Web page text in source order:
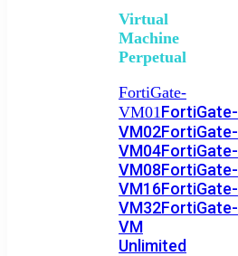
Virtual
Machine
Perpetual
FortiGate-
VM01FortiGate-
VM02FortiGate-
VM04FortiGate-
VM08FortiGate-
VM16FortiGate-
VM32FortiGate-
VM
Unlimited